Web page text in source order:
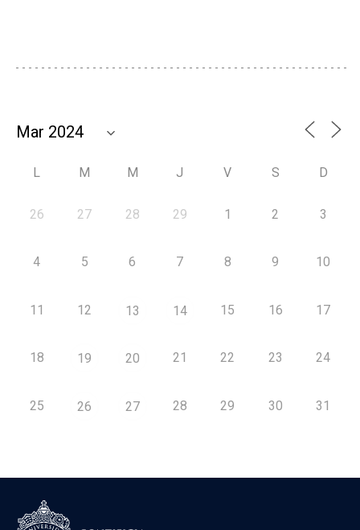
L M M J V S D
26 27 28 29 1 2 3
4 5 6 7 8 9 10
11 12 13 14 15 16 17
18 19 20 21 22 23 24
25 26 27 28 29 30 31